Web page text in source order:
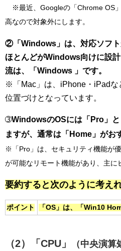
※最近、Googleの「Chrome OS
高なので対象外にします。
②「Windows」は、対応ソフ
ほとんどがWindows向けに設
流は、「Windows 」です。
※「Mac」は、iPhone・iPadな
位置づけとなっています。
➂WindowsのOSには「Pro」
ますが、通常は「Home」がお
※「Pro」は、セキュリティ機能が
が可能なリモート機能があり、主に
要約すると次のように考え
ポイント 「OS」は、「Win10
（2）「CPU」 （中央演算